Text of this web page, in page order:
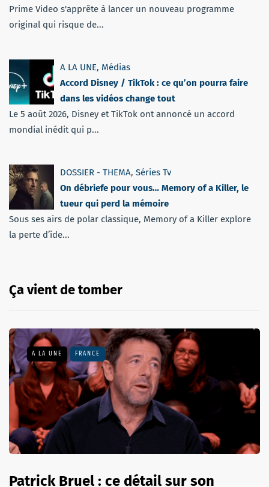
Prime Video s'apprête à lancer un nouveau programme
original qui risque de...
A LA UNE, Médias
Accord Disney / TikTok : ce qu’on pourra faire
dans les vidéos change tout
Le 5 août 2026, Disney et TikTok ont annoncé un accord
mondial inédit qui p...
DOSSIER - THEMA, Séries Tv
On débriefe pour vous… Memory of a Killer, le
tueur qui perd la mémoire
Sous ses airs de polar classique, Memory of a Killer explore
la perte d’ide...
Ça vient de tomber
A LA UNE FRANCE
Patrick Bruel : ce détail sur son